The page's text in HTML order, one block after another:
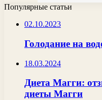
Популярные статьи
02.10.2023
Голодание на
18.03.2024
Диета Магги:
диеты Магги